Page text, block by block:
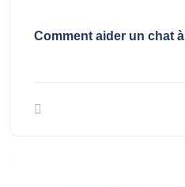
Comment aider un chat